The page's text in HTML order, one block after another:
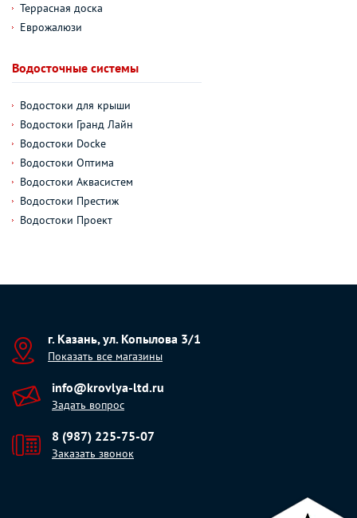
Террасная доска
Еврожалюзи
Водосточные системы
Водостоки для крыши
Водостоки Гранд Лайн
Водостоки Docke
Водостоки Оптима
Водостоки Аквасистем
Водостоки Престиж
Водостоки Проект
г. Казань, ул. Копылова 3/1
Показать все магазины
info@krovlya-ltd.ru
Задать вопрос
8 (987) 225-75-07
Заказать звонок